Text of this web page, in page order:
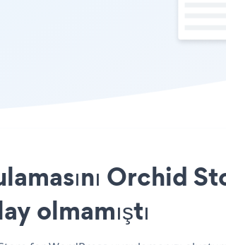
Orchid
olmamıştı